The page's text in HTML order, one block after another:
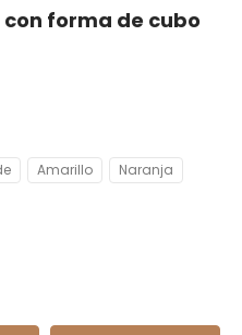
con forma de cubo
Amarillo Naranja